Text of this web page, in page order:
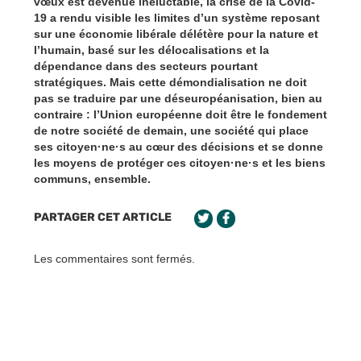
19 a rendu visible les limites d’un système reposant
sur une économie libérale délétère pour la nature et
l’humain, basé sur les délocalisations et la
dépendance dans des secteurs pourtant
stratégiques. Mais cette démondialisation ne doit
pas se traduire par une déseuropéanisation, bien au
contraire : l’Union européenne doit être le fondement
de notre société de demain, une société qui place
ses citoyen·ne·s au cœur des décisions et se donne
les moyens de protéger ces citoyen·ne·s et les biens
communs, ensemble.
PARTAGER CET ARTICLE
Les commentaires sont fermés.